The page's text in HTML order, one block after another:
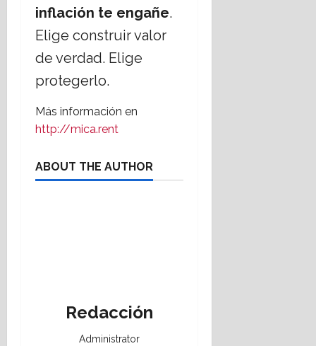
inflación te engañe.
Elige construir valor
de verdad. Elige
protegerlo.
Más información en
http://mica.rent
ABOUT THE AUTHOR
Redacción
Administrator